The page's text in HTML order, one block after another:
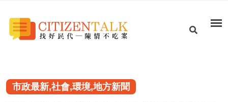
市政最新,社會,環境,地方新聞